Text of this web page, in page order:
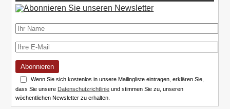
Abonnieren
Wenn Sie sich kostenlos in unsere Mailingliste eintragen, erklären Sie,
dass Sie unsere Datenschutzrichtlinie und stimmen Sie zu, unseren
wöchentlichen Newsletter zu erhalten.